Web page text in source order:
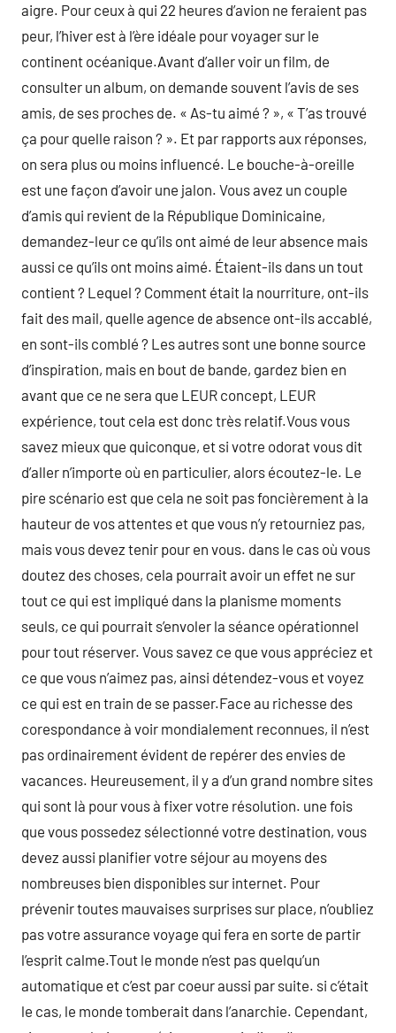
aigre. Pour ceux à qui 22 heures d’avion ne feraient pas
peur, l’hiver est à l’ère idéale pour voyager sur le
continent océanique.Avant d’aller voir un film, de
consulter un album, on demande souvent l’avis de ses
amis, de ses proches de. « As-tu aimé ? », « T’as trouvé
ça pour quelle raison ? ». Et par rapports aux réponses,
on sera plus ou moins influencé. Le bouche-à-oreille
est une façon d’avoir une jalon. Vous avez un couple
d’amis qui revient de la République Dominicaine,
demandez-leur ce qu’ils ont aimé de leur absence mais
aussi ce qu’ils ont moins aimé. Étaient-ils dans un tout
contient ? Lequel ? Comment était la nourriture, ont-ils
fait des mail, quelle agence de absence ont-ils accablé,
en sont-ils comblé ? Les autres sont une bonne source
d’inspiration, mais en bout de bande, gardez bien en
avant que ce ne sera que LEUR concept, LEUR
expérience, tout cela est donc très relatif.Vous vous
savez mieux que quiconque, et si votre odorat vous dit
d’aller n’importe où en particulier, alors écoutez-le. Le
pire scénario est que cela ne soit pas foncièrement à la
hauteur de vos attentes et que vous n’y retourniez pas,
mais vous devez tenir pour en vous. dans le cas où vous
doutez des choses, cela pourrait avoir un effet ne sur
tout ce qui est impliqué dans la planisme moments
seuls, ce qui pourrait s’envoler la séance opérationnel
pour tout réserver. Vous savez ce que vous appréciez et
ce que vous n’aimez pas, ainsi détendez-vous et voyez
ce qui est en train de se passer.Face au richesse des
corespondance à voir mondialement reconnues, il n’est
pas ordinairement évident de repérer des envies de
vacances. Heureusement, il y a d’un grand nombre sites
qui sont là pour vous à fixer votre résolution. une fois
que vous possedez sélectionné votre destination, vous
devez aussi planifier votre séjour au moyens des
nombreuses bien disponibles sur internet. Pour
prévenir toutes mauvaises surprises sur place, n’oubliez
pas votre assurance voyage qui fera en sorte de partir
l’esprit calme.Tout le monde n’est pas quelqu’un
automatique et c’est par coeur aussi par suite. si c’était
le cas, le monde tomberait dans l’anarchie. Cependant,